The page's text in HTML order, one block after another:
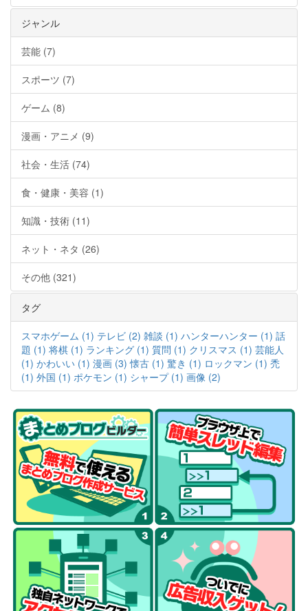
ジャンル
芸能 (7)
スポーツ (7)
ゲーム (8)
漫画・アニメ (9)
社会・生活 (74)
食・健康・美容 (1)
知識・技術 (11)
ネット・ネタ (26)
その他 (321)
タグ
スマホゲーム (1) テレビ (2) 雑談 (1) ハンターハンター (1) 話
題 (1) 将棋 (1) ランキング (1) 質問 (1) クリスマス (1) 芸能人
(1) かわいい (1) 漫画 (3) 懐古 (1) 驚き (1) ロックマン (1) 禿
(1) 外国 (1) ポケモン (1) シャープ (1) 画像 (2)